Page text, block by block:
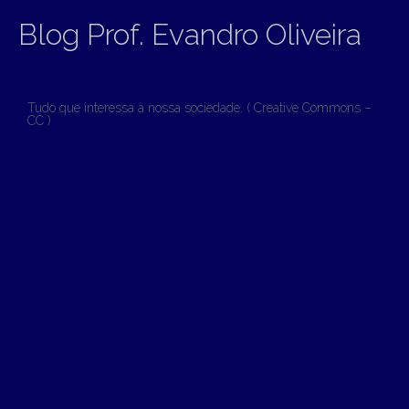
Blog Prof. Evandro Oliveira
Tudo que interessa à nossa sociedade. ( Creative Commons –
CC )